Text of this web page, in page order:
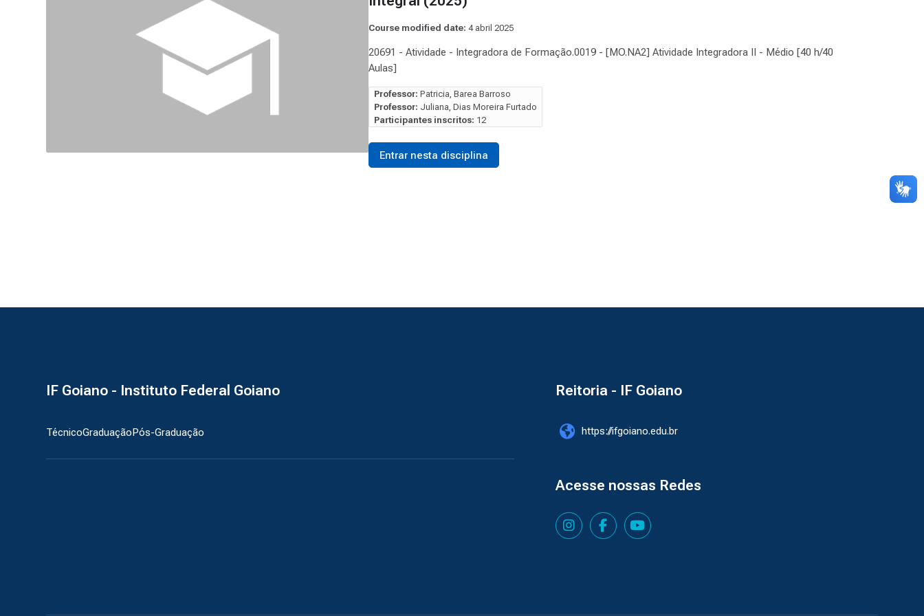
Course modified date: 4 abril 2025
20691 - Atividade - Integradora de Formação.0019 - [MO.NA2] Atividade Integradora II - Médio [40 h/40
Aulas]
Professor: Patricia, Barea Barroso
Professor: Juliana, Dias Moreira Furtado
Participantes inscritos: 12
Entrar nesta disciplina
IF Goiano - Instituto Federal Goiano
TécnicoGraduação Pós-Graduação
Reitoria - IF Goiano
https://ifgoiano.edu.br
Acesse nossas Redes